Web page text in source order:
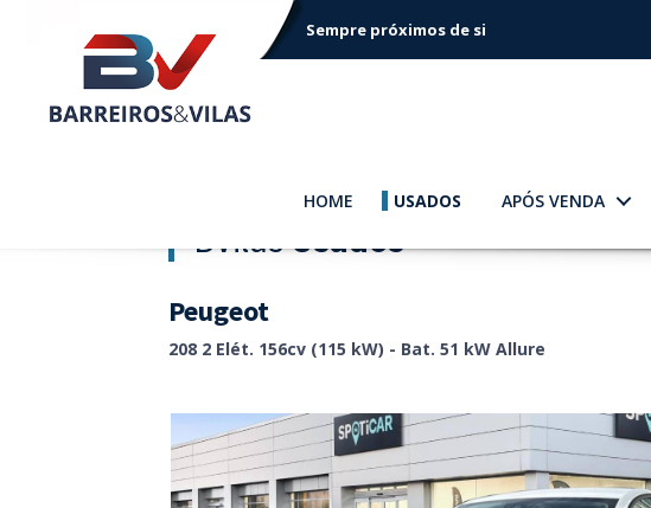
Sempre próximos de si
HOME USADOS APÓS VENDA
BVilasUsados
Peugeot
208 2 Elét. 156cv (115 kW) - Bat. 51 kW Allure